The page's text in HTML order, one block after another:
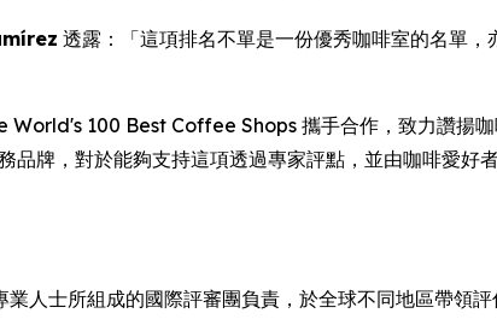
透露：「這項排名不單是一份優秀咖啡室的名單，
World's 100 Best Coffee Shops 攜手合作，致力讚揚
牌，對於能夠支持這項透過專家評點，並由咖啡愛好
人士所組成的國際評審團負責，於全球不同地區帶領評